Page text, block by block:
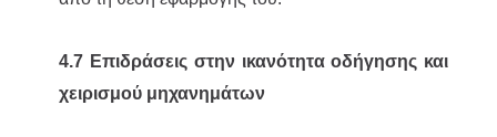
4.7 Επιδράσεις στην ικανότητα οδήγησης και
χειρισμού μηχανημάτων